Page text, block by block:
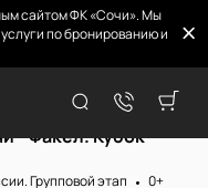
сайтом ФК «Сочи». Мы
по бронированию и
- Факел. Кубок
Групповой этап
0+